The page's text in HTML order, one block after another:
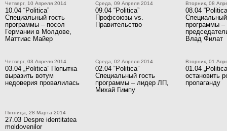
Четверг, 10 Апреля 2014
10.04 “Politica”
Специальный гость
программы – посол
Германии в Молдове,
Маттиас Майер
Среда, 09 Апреля 2014
09.04 “Politica”
Профсоюзы vs.
Правительство
Вторник, 08
08.04
Специальный
программы –
Влад Филат
Четверг, 03 Апреля 2014
03.04 „Politica” Попытка
выразить вотум
недоверия провалилась
Среда, 02 Апреля 2014
02.04 “Politica”
Специальный гость
программы – лидер ЛП,
Михай Гимпу
Вторник, 01
01.04
остановить
пропаганду
Пятница, 28 Марта 2014
27.03 Despre identitatea
moldovenilor